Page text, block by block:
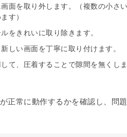
面を取り外します。（複数の小さ
す）
をきれいに取り除きます。
しい画面を丁寧に取り付けます。
て、圧着することで隙間を無くしま
正常に動作するかを確認し、問